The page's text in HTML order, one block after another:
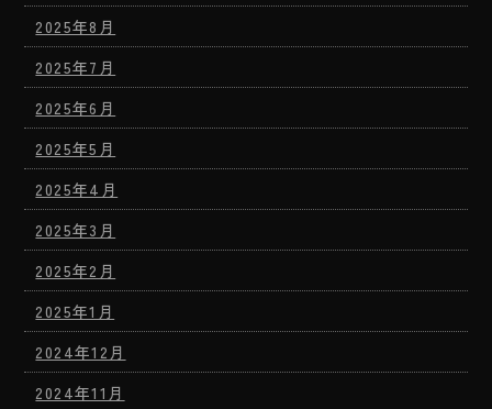
2025年8月
2025年7月
2025年6月
2025年5月
2025年4月
2025年3月
2025年2月
2025年1月
2024年12月
2024年11月